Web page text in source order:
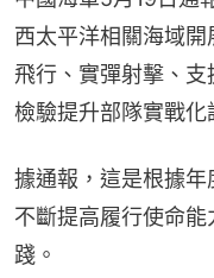
西太平洋相關海域
飛行、實彈射擊、支
檢驗提升部隊實戰化
據通報，這是根據
不斷提高履行使命
踐。